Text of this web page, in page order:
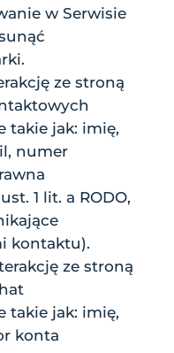
w Serwisie
ze stroną
takie jak: imię,
numer
1 lit. a RODO,
kontaktu).
ze stroną
takie jak: imię,
konta